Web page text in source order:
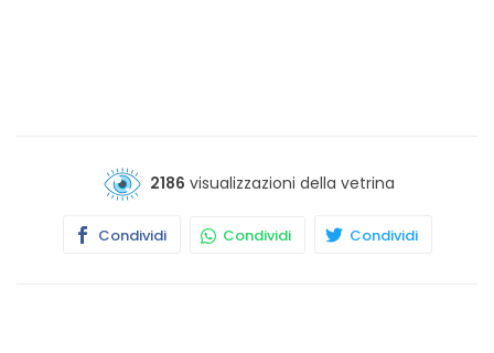
2186 visualizzazioni della vetrina
Condividi Condividi Condividi